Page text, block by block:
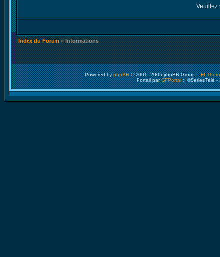
Veuillez
Index du Forum» Informations
Powered byphpBB© 2001, 2005 phpBB Group ::FI
Portail parGFPortal:: ©SériesTélé -